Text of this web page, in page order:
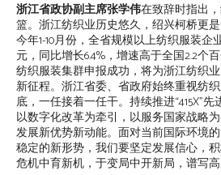
浙江省政协副主席张学伟在致辞时指出
篮。浙江纺织业历史悠久，绍兴柯桥更
今年1-10月份，全省规模以上纺织服装企
元，同比增长6.4%，增速高于全国2.2个
纺织服装集群申报成功，将为浙江纺织
新征程。浙江省委、省政府始终重视纺
底，一任接着一任干。持续推进“415X”
以数字化改革为牵引，以服务国家战略
发展新优势新动能。面对当前国际环境
稳定的新形势，我们要坚定发展信心，
危机中育新机，于变局中开新局，谱写